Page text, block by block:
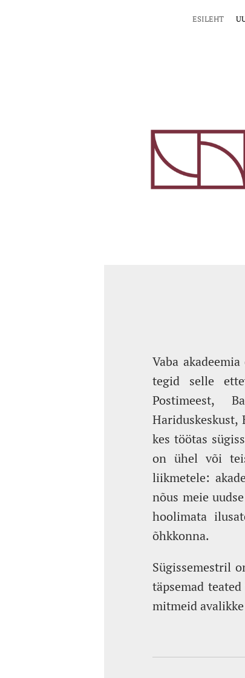
ESILEHT
Vaba
tegid selle
Postimeest,
kes töötas
on ühel või
liikmetele:
nõus meie
hoolimata
õhkkonna.
Sügissemestril
täpsemad
mitmeid